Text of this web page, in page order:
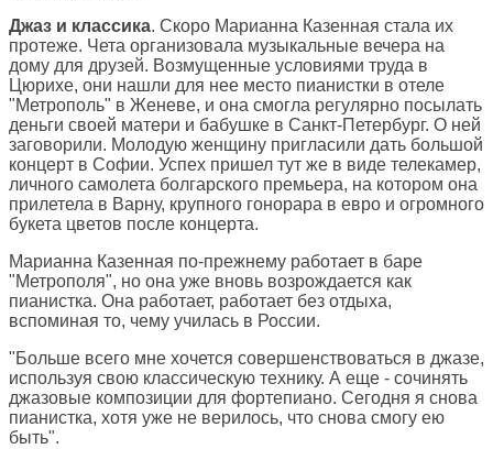
Джаз и классика. Скоро Марианна Казенная стала их
протеже. Чета организовала музыкальные вечера на
дому для друзей. Возмущенные условиями труда в
Цюрихе, они нашли для нее место пианистки в отеле
"Метрополь" в Женеве, и она смогла регулярно посылать
деньги своей матери и бабушке в Санкт-Петербург. О ней
заговорили. Молодую женщину пригласили дать большой
концерт в Софии. Успех пришел тут же в виде телекамер,
личного самолета болгарского премьера, на котором она
прилетела в Варну, крупного гонорара в евро и огромного
букета цветов после концерта.
Марианна Казенная по-прежнему работает в баре
"Метрополя", но она уже вновь возрождается как
пианистка. Она работает, работает без отдыха,
вспоминая то, чему училась в России.
"Больше всего мне хочется совершенствоваться в джазе,
используя свою классическую технику. А еще - сочинять
джазовые композиции для фортепиано. Сегодня я снова
пианистка, хотя уже не верилось, что снова смогу ею
быть".